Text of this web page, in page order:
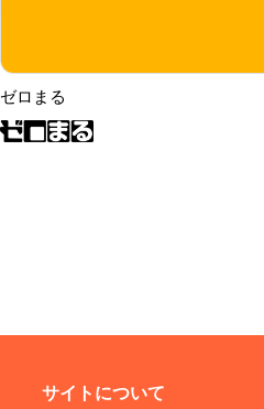
ゼロまる
サイトについて